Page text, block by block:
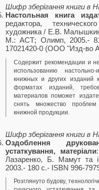
Шифр зберігання книги в
Настольная книга
редактора,
художника / Е.В.
М.: АСТ; Олимп, 2005.-
17021420-0 (ООО "Изд-во
Содержит рекомендации и
использованию
книжных и других изданий
форматах изданий,
материалов поможет
снять множество проблем
книжной продукции.
Шифр зберігання книги в
Оздоблення
устаткування, матеріали
Лазаренко, Б. Мамут та
2003.- 180 с.- ISBN 996-
Розглянуто будову,